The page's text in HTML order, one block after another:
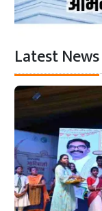
Latest News